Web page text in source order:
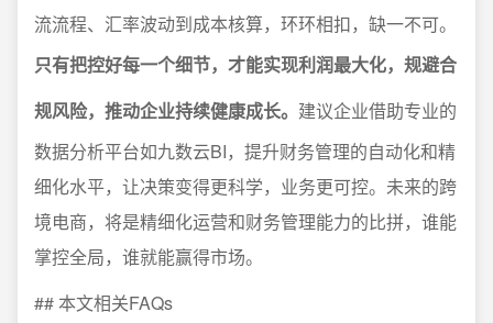
流流程、汇率波动到成本核算，环环相扣，缺一不可。
只有把控好每一个细节，才能实现利润最大化，规避合
规风险，推动企业持续健康成长。 建议企业借助专业的
数据分析平台如九数云BI，提升财务管理的自动化和精
细化水平，让决策变得更科学，业务更可控。未来的跨
境电商，将是精细化运营和财务管理能力的比拼，谁能
掌控全局，谁就能赢得市场。
## 本文相关FAQs